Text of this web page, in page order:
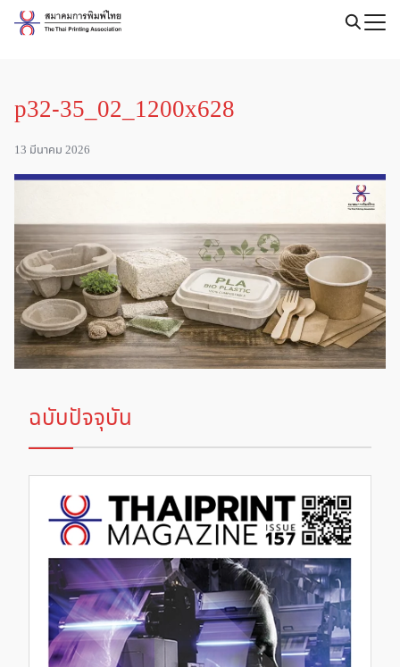
Skip
p32-35_02_1200x628
13 มีนาคม 2026
ฉบับปัจจุบัน